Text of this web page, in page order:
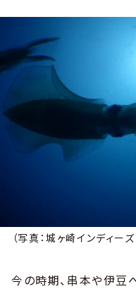
（写真：城ヶ崎インディー
今の時期、串本や伊豆